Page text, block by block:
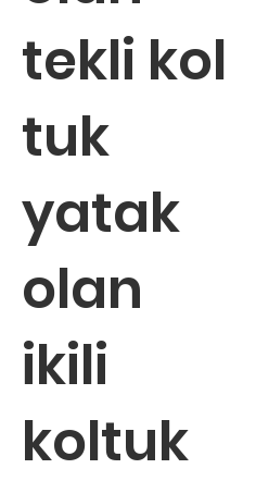
tekli kol
tuk
yatak
olan
ikili
koltuk